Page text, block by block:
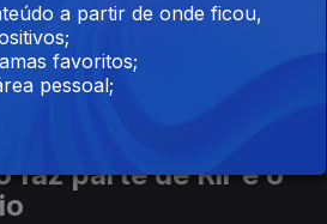
Voz de Cama The Daily
faz parte de Rir é o
a partir de onde ficou,
favoritos;
pessoal;